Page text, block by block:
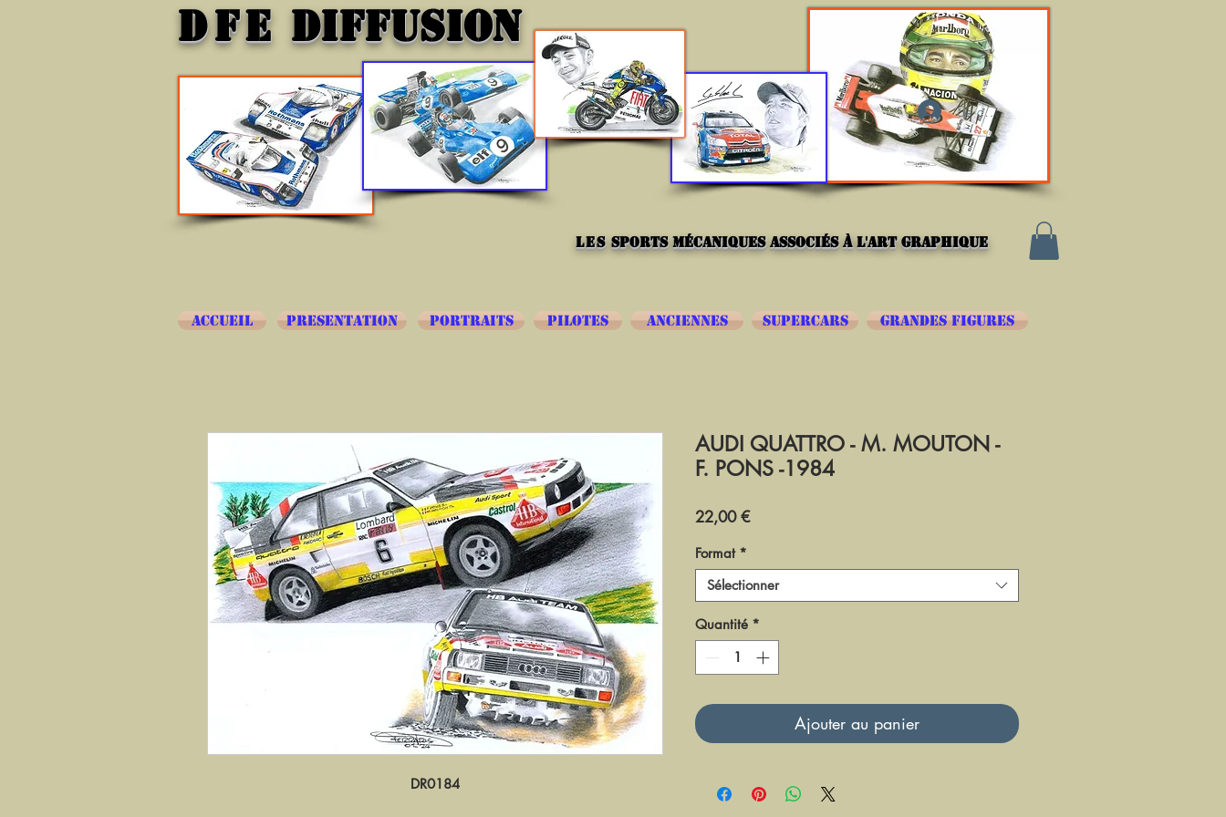
DFE DIFFUSION
Se connecter
lessports mécaniques associés à l'art graphique
DR0184
AUDI QUATTRO - M. MOUTON -
F. PONS -1984
22,00 €Prix
Format *
Sélectionner
Quantité *
Ajouter au panier
SUPERCARS
ANCIENNES
PILOTES
PORTRAITS
PRESENTATION
ACCUEIL GRANDES FIGURES